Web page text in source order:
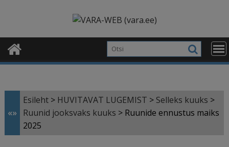
«»
Esileht > HUVITAVAT LUGEMIST > Selleks kuuks >
Ruunid jooksvaks kuuks > Ruunide ennustus maiks
2025